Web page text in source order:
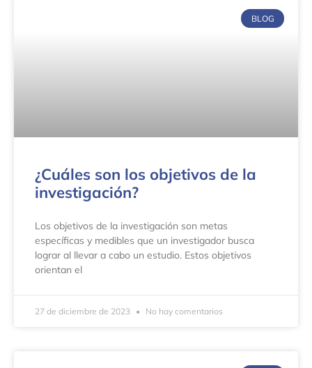
BLOG
¿Cuáles son los objetivos de la
investigación?
Los objetivos de la investigación son metas
específicas y medibles que un investigador busca
lograr al llevar a cabo un estudio. Estos objetivos
orientan el
27 de diciembre de 2023 No hay comentarios